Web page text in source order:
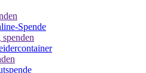
Spende